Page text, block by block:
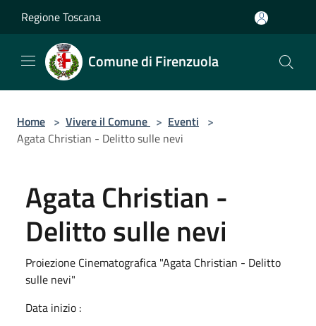
Regione Toscana
Comune di Firenzuola
Home > Vivere il Comune > Eventi >
Agata Christian - Delitto sulle nevi
Agata Christian -
Delitto sulle nevi
Proiezione Cinematografica "Agata Christian - Delitto
sulle nevi"
Data inizio :